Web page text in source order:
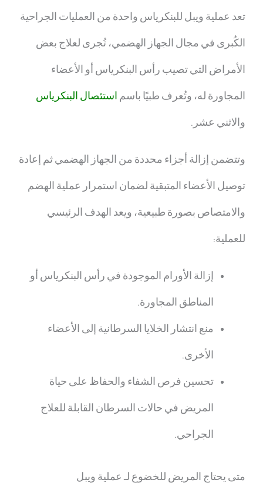
تعد عملية ويبل للبنكرياس واحدة من العمليات الجراحية
الكُبرى في مجال الجهاز الهضمي، تُجرى لعلاج بعض
الأمراض التي تصيب رأس البنكرياس أو الأعضاء
المجاورة له، وتُعرف طبيًا باسم استئصال البنكرياس
والاثني عشر.
وتتضمن إزالة أجزاء محددة من الجهاز الهضمي ثم إعادة
توصيل الأعضاء المتبقية لضمان استمرار عملية الهضم
والامتصاص بصورة طبيعية، ويعد الهدف الرئيسي
للعملية:
إزالة الأورام الموجودة في رأس البنكرياس أو
المناطق المجاورة.
منع انتشار الخلايا السرطانية إلى الأعضاء
الأخرى.
تحسين فرص الشفاء والحفاظ على حياة
المريض في حالات السرطان القابلة للعلاج
الجراحي.
متى يحتاج المريض للخضوع لـ عملية ويبل